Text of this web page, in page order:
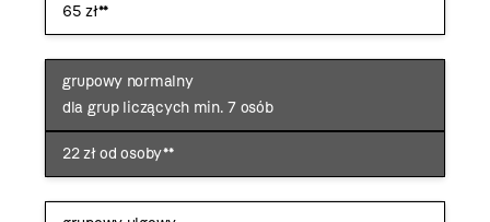
65 zł**
grupowy normalny
dla grup liczących min. 7 osób
22 zł od osoby**